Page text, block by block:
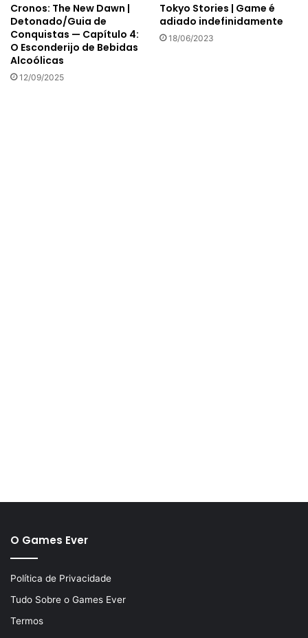
Cronos: The New Dawn |
Detonado/Guia de
Conquistas — Capítulo 4:
O Esconderijo de Bebidas
Alcoólicas
12/09/2025
Tokyo Stories | Game é
adiado indefinidamente
18/06/2023
O Games Ever
Política de Privacidade
Tudo Sobre o Games Ever
Termos